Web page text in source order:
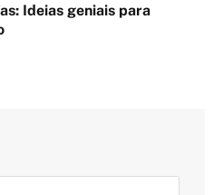
Ideias geniais para